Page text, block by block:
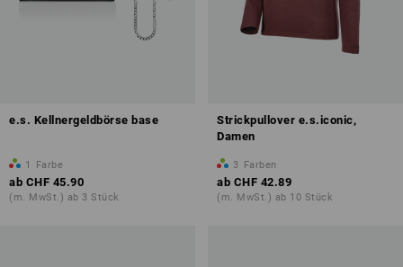
e.s. Kellnergeldbörse base
1 Farbe
ab CHF 45.90
(m. MwSt.) ab 3 Stück
Strickpullover e.s.iconic,
Damen
3 Farben
ab CHF 42.89
(m. MwSt.) ab 10 Stück